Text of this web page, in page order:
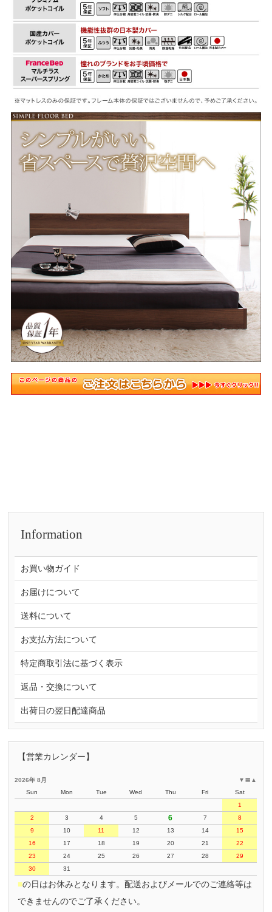
Information
お買い物ガイド
お届けについて
送料について
お支払方法について
特定商取引法に基づく表示
返品・交換について
出荷日の翌日配達商品
【営業カレンダー】
▲
〓
▼
2026年 8月
Sun
Mon Tue Wed Thu Fri
Sat
1
2
3 4 5 6 7
8
9
10 11 12 13 14
15
16
17 18 19 20 21
22
23
24 25 26 27 28
29
30
31
■の日はお休みとなります。配送およびメールでのご連絡等は
できませんのでご了承ください。